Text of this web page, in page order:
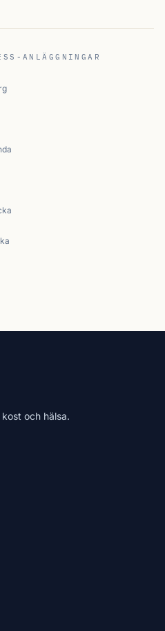
ANLÄGGNINGAR
och hälsa.